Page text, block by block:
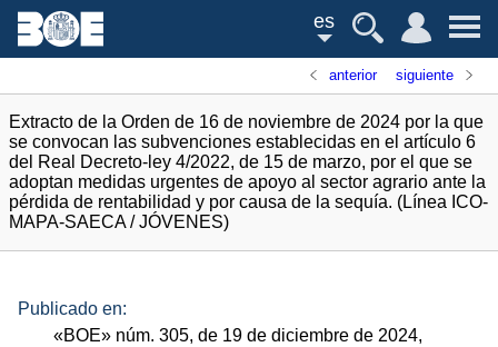
es
anterior siguiente
Extracto de la Orden de 16 de noviembre de 2024 por la que
se convocan las subvenciones establecidas en el artículo 6
del Real Decreto-ley 4/2022, de 15 de marzo, por el que se
adoptan medidas urgentes de apoyo al sector agrario ante la
pérdida de rentabilidad y por causa de la sequía. (Línea ICO-
MAPA-SAECA / JÓVENES)
Publicado en:
«BOE» núm. 305, de 19 de diciembre de 2024,